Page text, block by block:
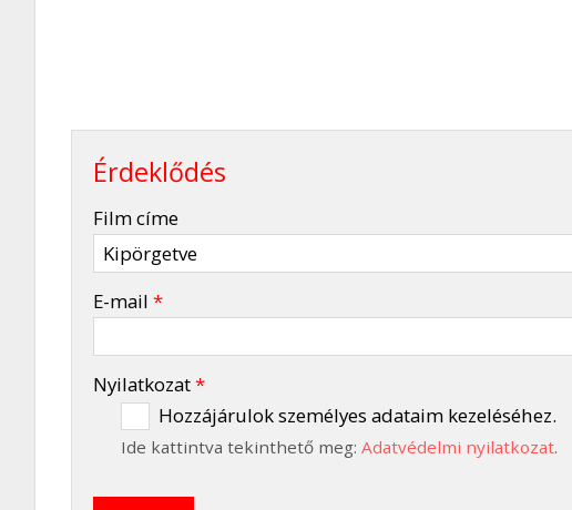
Érdeklődés
Film címe
E-mail *
Nyilatkozat*
Hozzájárulok személyes adataim kezeléséhez.
Ide kattintva tekinthető meg:Adatvédelmi nyilatkozat.